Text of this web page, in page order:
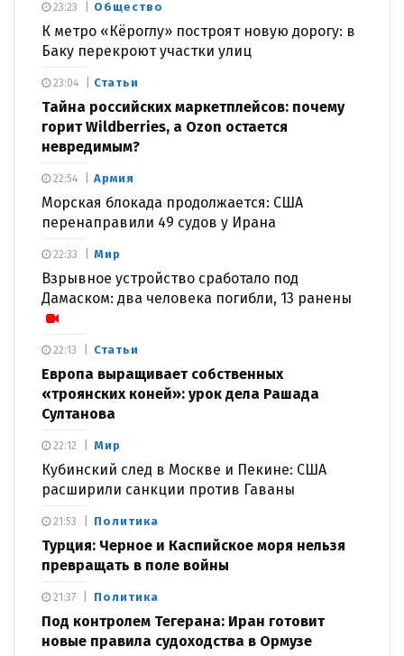
Общество
К метро «Кёроглу» построят новую дорогу: в
Баку перекроют участки улиц
23:23
Статьи
Тайна российских маркетплейсов: почему
горит Wildberries, а Ozon остается
невредимым?
23:04
Армия
Морская блокада продолжается: США
перенаправили 49 судов у Ирана
22:54
Мир
Взрывное устройство сработало под
Дамаском: два человека погибли, 13 ранены
22:33
Статьи
Европа выращивает собственных
«троянских коней»: урок дела Рашада
Султанова
22:13
Мир
Кубинский след в Москве и Пекине: США
расширили санкции против Гаваны
22:12
Политика
Турция: Черное и Каспийское моря нельзя
превращать в поле войны
21:53
Политика
Под контролем Тегерана: Иран готовит
новые правила судоходства в Ормузе
21:37